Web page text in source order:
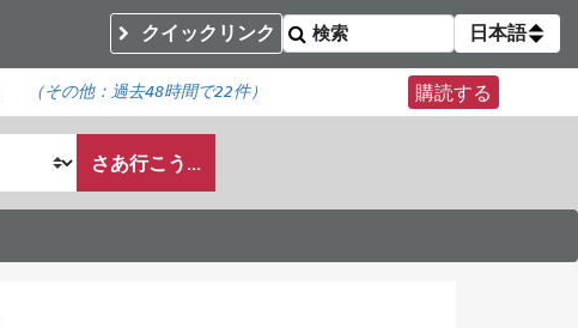
クイックリンク 日本語
（その他： 過去48時間で22件） 購読する
さあ行こう...